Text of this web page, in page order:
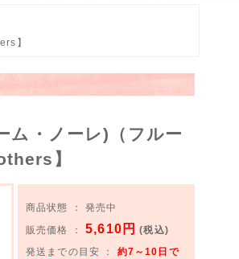
】
ム・ノーレ)（フルー
】
商品状態 ： 発売中
販売価格 ：5,610円 (税込)
発送までの目安 ： 約7～10日で